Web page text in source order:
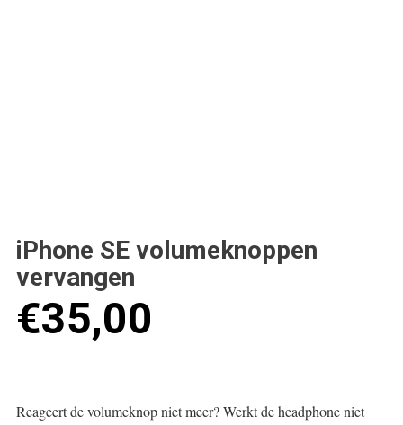
iPhone SE volumeknoppen
vervangen
€35,00
Reageert de volumeknop niet meer? Werkt de headphone niet